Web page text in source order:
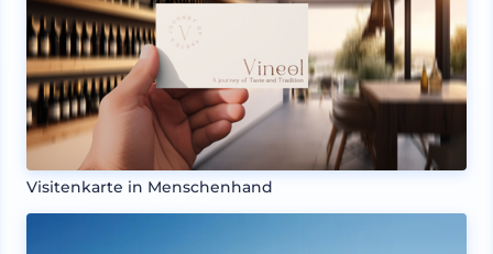
Visitenkarte in Menschenhand